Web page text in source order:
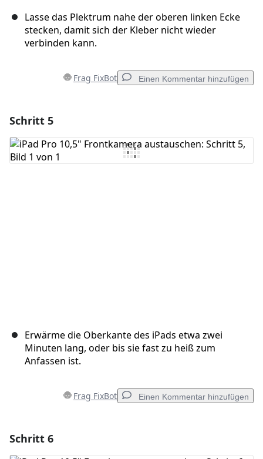
Lasse das Plektrum nahe der oberen linken Ecke
stecken, damit sich der Kleber nicht wieder
verbinden kann.
Frag FixBot Einen Kommentar hinzufügen
Kommentar hinzufügen
Schritt 5
Erwärme die Oberkante des iPads etwa zwei
Minuten lang, oder bis sie fast zu heiß zum
Anfassen ist.
Frag FixBot Einen Kommentar hinzufügen
Schritt 6